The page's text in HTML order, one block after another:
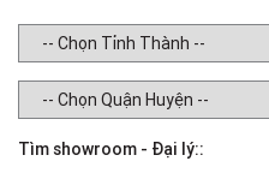
Tìm showroom - Đại lý::